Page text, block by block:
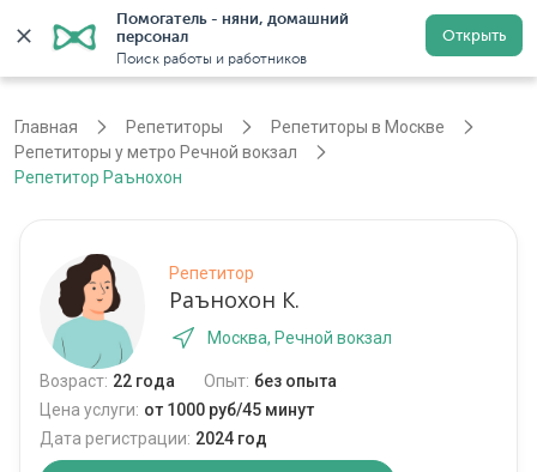
Помогатель - няни, домашний
персонал
Поиск работы и работников
Открыть
Регистрация
Главная Репетиторы
Репетиторы в Москве
Репетиторы у метро Речной вокзал
Репетитор Раънохон
Репетитор
Раънохон К.
Москва, Речной вокзал
Возраст: 22 года Опыт: без опыта
Цена услуги: от 1000 руб/45 минут
Дата регистрации: 2024 год